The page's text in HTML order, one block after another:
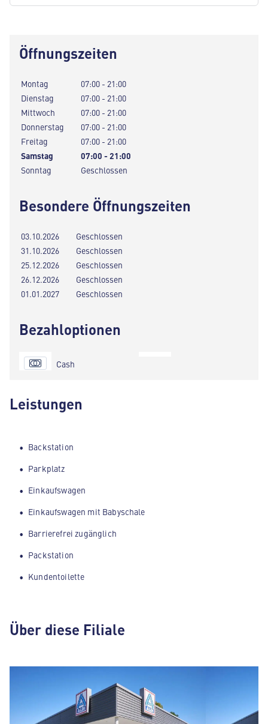
Öffnungszeiten
Montag
07:00 - 21:00
Dienstag
07:00 - 21:00
Mittwoch
07:00 - 21:00
Donnerstag
07:00 - 21:00
Freitag
07:00 - 21:00
Samstag
07:00 - 21:00
Sonntag
Geschlossen
Besondere Öffnungszeiten
03.10.2026
Geschlossen
31.10.2026
Geschlossen
25.12.2026
Geschlossen
26.12.2026
Geschlossen
01.01.2027
Geschlossen
Bezahloptionen
Cash
Leistungen
Backstation
Parkplatz
Einkaufswagen
Einkaufswagen mit Babyschale
Barrierefrei zugänglich
Packstation
Kundentoilette
Über diese Filiale